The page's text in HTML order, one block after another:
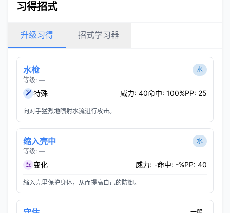
习得招式
升级习得 招式学习器
水枪
等级: —
水
特殊 威力: 40命中: 100%PP: 25
向对手猛烈地喷射水流进行攻击。
缩入壳中
等级: —
水
变化 威力: -命中: -%PP: 40
缩入壳里保护身体，从而提高自己的防御。